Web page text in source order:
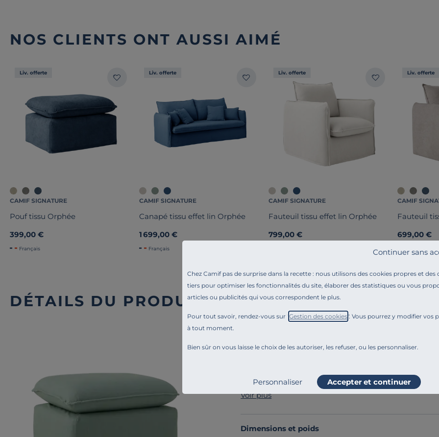
Chez Camif pas de surprise dans la recette : nous utilisons des cookies propres et des
tiers pour optimiser les fonctionnalités du site, élaborer des statistiques ou vous
articles ou publicités qui vous correspondent le plus.
Pour tout savoir, rendez-vous sur " Gestion des cookies". Vous pourrez y modifier vos
à tout moment.
Bien sûr on vous laisse le choix de les autoriser, les refuser, ou les personnaliser.
Continuer sans
Personnaliser Accepter et continuer
NOS CLIENTS ONT AUSSI AIMÉ
Liv. offerte
CAMIF SIGNATURE
Pouf tissu Orphée
399,00 €
Français
Liv. offerte
CAMIF SIGNATURE
Canapé tissu effet lin Orphée
1 699,00 €
Français
Liv. offerte
CAMIF SIGNATURE
Fauteuil tissu effet lin Orphée
799,00 €
Liv. offerte
CAMIF
Fauteuil
699,00 €
DÉTAILS DU PRODUIT
Le pouf Orphée sera le parfait complément des
il saura apporter un confort
L'un des atouts majeurs du pouf Orphée est sa
Le pouf Orphée, avec sa jolie finition, est synonyme
peut aussi servir de
Le pouf Orphée estfabriqué en France.Cette
Offrez-vous le luxe d'un espace qui respire la sérénité
Voir plus
Dimensions et poids